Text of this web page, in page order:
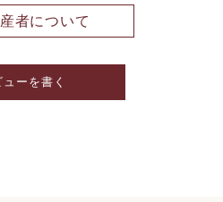
者について
ューを書く